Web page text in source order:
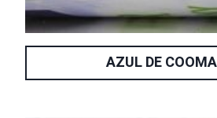
AZUL DE